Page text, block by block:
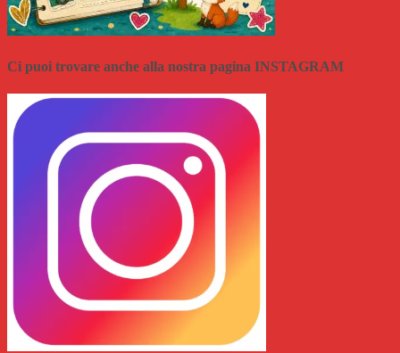
Ci puoi trovare anche alla nostra pagina INSTAGRAM